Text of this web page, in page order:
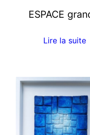
ESPACE
Lire la suite